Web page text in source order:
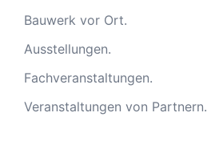
Bauwerk vor Ort.
Ausstellungen.
Fachveranstaltungen.
Veranstaltungen von Partnern.